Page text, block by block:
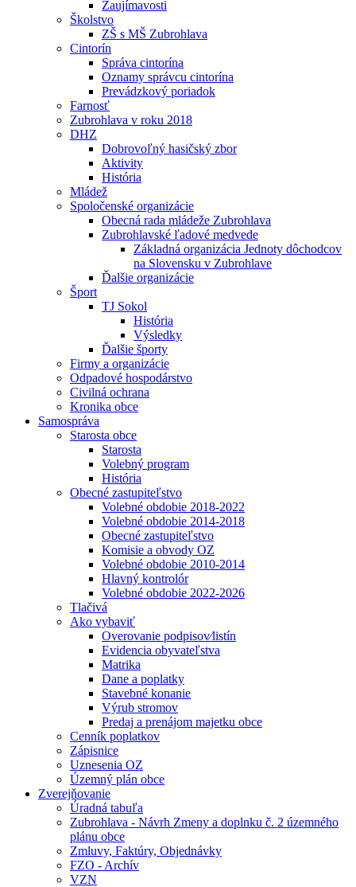
Zaujímavosti
Školstvo
ZŠ s MŠ Zubrohlava
Cintorín
Správa cintorína
Oznamy správcu cintorína
Prevádzkový poriadok
Farnosť
Zubrohlava v roku 2018
DHZ
Dobrovoľný hasičský zbor
Aktivity
História
Mládež
Spoločenské organizácie
Obecná rada mládeže Zubrohlava
Zubrohlavské ľadové medvede
Základná organizácia Jednoty dôchodcov
na Slovensku v Zubrohlave
Ďalšie organizácie
Šport
TJ Sokol
História
Výsledky
Ďalšie športy
Firmy a organizácie
Odpadové hospodárstvo
Civilná ochrana
Kronika obce
Samospráva
Starosta obce
Starosta
Volebný program
História
Obecné zastupiteľstvo
Volebné obdobie 2018-2022
Volebné obdobie 2014-2018
Obecné zastupiteľstvo
Komisie a obvody OZ
Volebné obdobie 2010-2014
Hlavný kontrolór
Volebné obdobie 2022-2026
Tlačivá
Ako vybaviť
Overovanie podpisov⁄listín
Evidencia obyvateľstva
Matrika
Dane a poplatky
Stavebné konanie
Výrub stromov
Predaj a prenájom majetku obce
Cenník poplatkov
Zápisnice
Uznesenia OZ
Územný plán obce
Zverejňovanie
Úradná tabuľa
Zubrohlava - Návrh Zmeny a doplnku č. 2 územného
plánu obce
Zmluvy, Faktúry, Objednávky
FZO - Archív
VZN